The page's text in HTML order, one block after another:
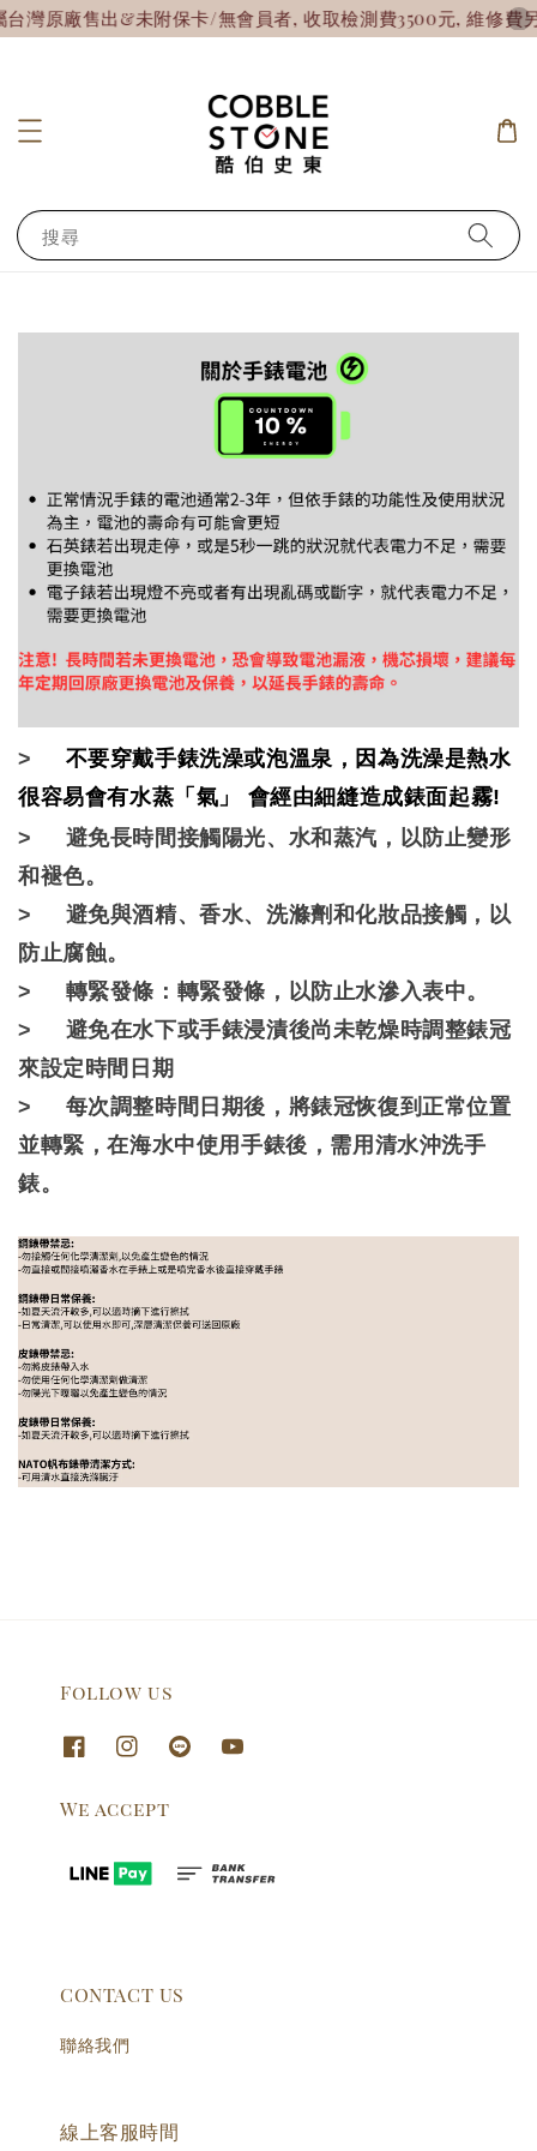
灣原廠售出&未附保卡/無會員者, 收取檢測費3500元, 維修費
搜尋
> 不要穿戴手錶洗澡或泡溫泉， 因為洗澡是熱水
很容易會有水蒸「氣」 會經由細縫造成錶面起霧!
> 避免長時間接觸陽光、水和蒸汽，以防止變形
和褪色。
> 避免與酒精、香水、洗滌劑和化妝品接觸，以
防止腐蝕。
> 轉緊發條：轉緊發條，以防止水滲入表中。
> 避免在水下或手錶浸漬後尚未乾燥時調整錶冠
來設定時間日期
> 每次調整時間日期後，將錶冠恢復到正常位置
並轉緊，在海水中使用手錶後，需用清水沖洗手
錶。
Follow us
We accept
CONTACT US
聯絡我們
線上客服時間